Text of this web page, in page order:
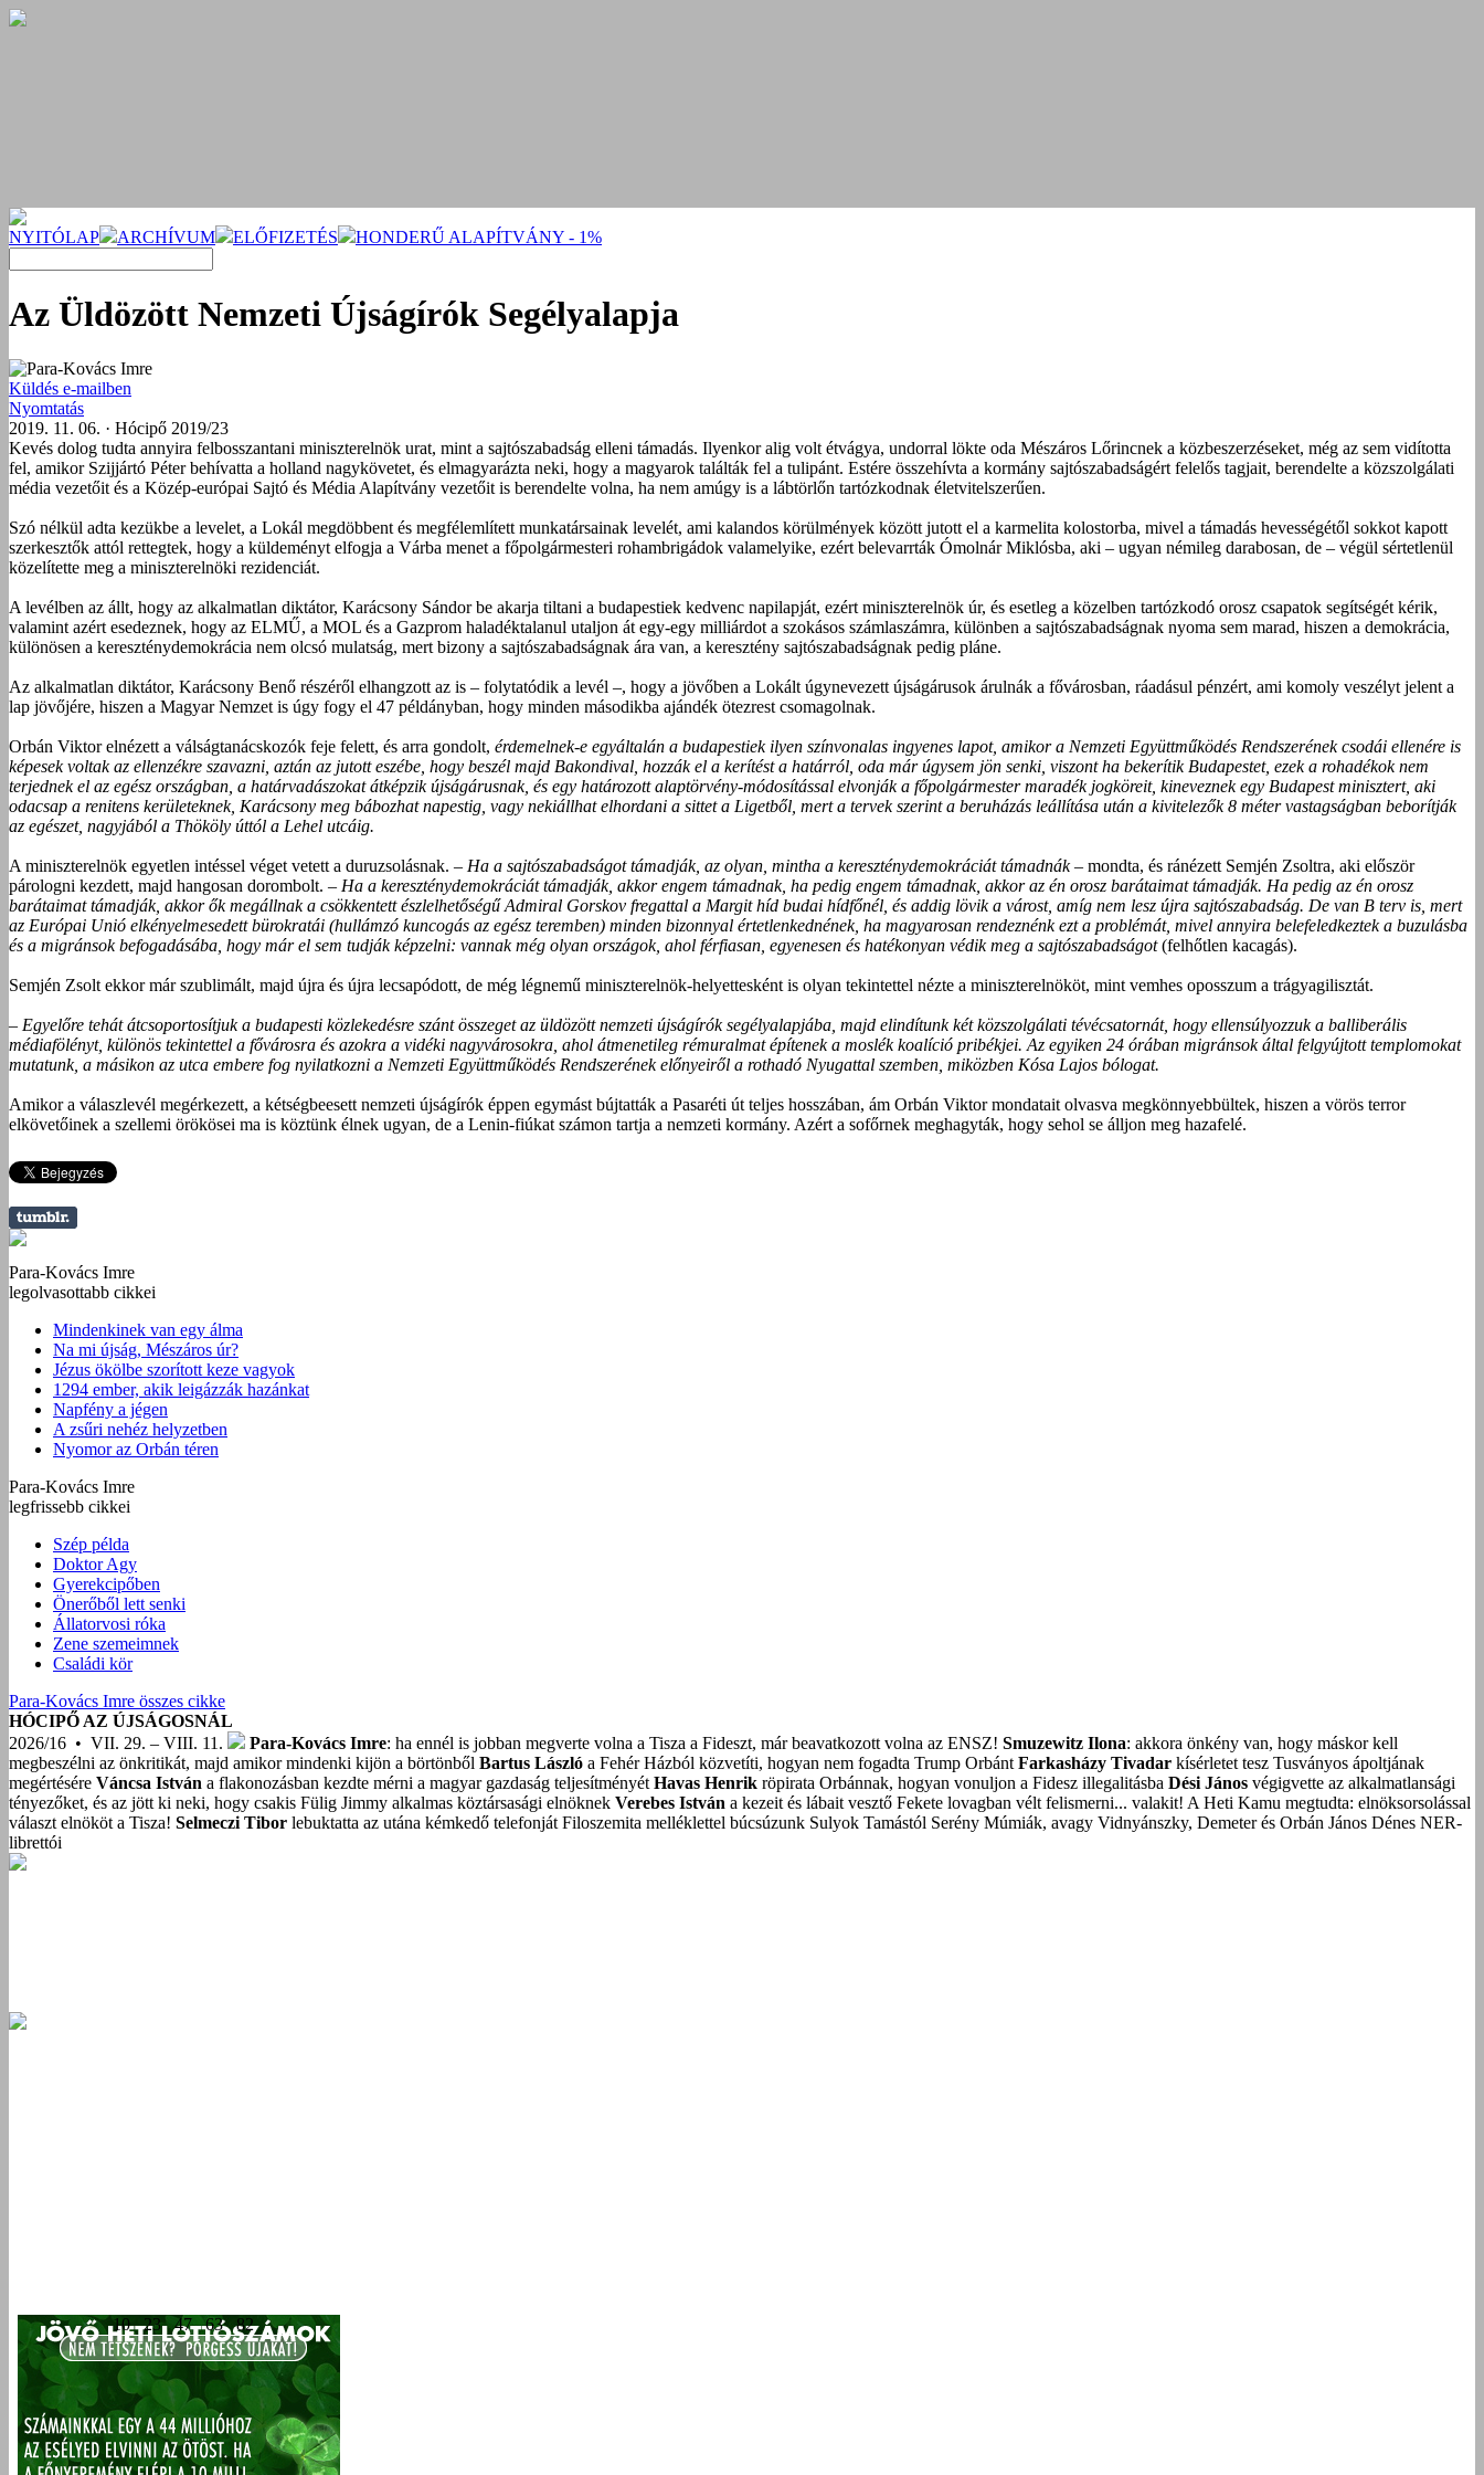
NYITÓLAP ARCHÍVUM ELŐFIZETÉS HONDERŰ ALAPÍTVÁNY - 1%
Az Üldözött Nemzeti Újságírók Segélyalapja
Para-Kovács Imre
Küldés e-mailben
Nyomtatás
2019. 11. 06. · Hócipő 2019/23
Kevés dolog tudta annyira felbosszantani miniszterelnök urat, mint a sajtószabadság elleni támadás. Ilyenkor alig volt étvágya, undorral lökte oda Mészáros Lőrincnek a közbeszerzéseket, még az sem vidította
fel, amikor Szijjártó Péter behívatta a holland nagykövetet, és elmagyarázta neki, hogy a magyarok találták fel a tulipánt. Estére összehívta a kormány sajtószabadságért felelős tagjait, berendelte a közszolgálati
média vezetőit és a Közép-európai Sajtó és Média Alapítvány vezetőit is berendelte volna, ha nem amúgy is a lábtörlőn tartózkodnak életvitelszerűen.
Szó nélkül adta kezükbe a levelet, a Lokál megdöbbent és megfélemlített munkatársainak levelét, ami kalandos körülmények között jutott el a karmelita kolostorba, mivel a támadás hevességétől sokkot kapott
szerkesztők attól rettegtek, hogy a küldeményt elfogja a Várba menet a főpolgármesteri rohambrigádok valamelyike, ezért belevarrták Ómolnár Miklósba, aki – ugyan némileg darabosan, de – végül sértetlenül
közelítette meg a miniszterelnöki rezidenciát.
A levélben az állt, hogy az alkalmatlan diktátor, Karácsony Sándor be akarja tiltani a budapestiek kedvenc napilapját, ezért miniszterelnök úr, és esetleg a közelben tartózkodó orosz csapatok segítségét kérik,
valamint azért esedeznek, hogy az ELMŰ, a MOL és a Gazprom haladéktalanul utaljon át egy-egy milliárdot a szokásos számlaszámra, különben a sajtószabadságnak nyoma sem marad, hiszen a demokrácia,
különösen a kereszténydemokrácia nem olcsó mulatság, mert bizony a sajtószabadságnak ára van, a keresztény sajtószabadságnak pedig pláne.
Az alkalmatlan diktátor, Karácsony Benő részéről elhangzott az is – folytatódik a levél –, hogy a jövőben a Lokált úgynevezett újságárusok árulnák a fővárosban, ráadásul pénzért, ami komoly veszélyt jelent a
lap jövőjére, hiszen a Magyar Nemzet is úgy fogy el 47 példányban, hogy minden másodikba ajándék ötezrest csomagolnak.
Orbán Viktor elnézett a válságtanácskozók feje felett, és arra gondolt, érdemelnek-e egyáltalán a budapestiek ilyen színvonalas ingyenes lapot, amikor a Nemzeti Együttműködés Rendszerének csodái ellenére is
képesek voltak az ellenzékre szavazni, aztán az jutott eszébe, hogy beszél majd Bakondival, hozzák el a kerítést a határról, oda már úgysem jön senki, viszont ha bekerítik Budapestet, ezek a rohadékok nem
terjednek el az egész országban, a határvadászokat átképzik újságárusnak, és egy határozott alaptörvény-módosítással elvonják a főpolgármester maradék jogköreit, kineveznek egy Budapest minisztert, aki
odacsap a renitens kerületeknek, Karácsony meg bábozhat napestig, vagy nekiállhat elhordani a sittet a Ligetből, mert a tervek szerint a beruházás leállítása után a kivitelezők 8 méter vastagságban beborítják
az egészet, nagyjából a Thököly úttól a Lehel utcáig.
A miniszterelnök egyetlen intéssel véget vetett a duruzsolásnak. – Ha a sajtószabadságot támadják, az olyan, mintha a kereszténydemokráciát támadnák– mondta, és ránézett Semjén Zsoltra, aki először
párologni kezdett, majd hangosan dorombolt. – Ha a kereszténydemokráciát támadják, akkor engem támadnak, ha pedig engem támadnak, akkor az én orosz barátaimat támadják. Ha pedig az én orosz
barátaimat támadják, akkor ők megállnak a csökkentett észlelhetőségű Admiral Gorskov fregattal a Margit híd budai hídfőnél, és addig lövik a várost, amíg nem lesz újra sajtószabadság. De van B terv is, mert
az Európai Unió elkényelmesedett bürokratái (hullámzó kuncogás az egész teremben) minden bizonnyal értetlenkednének, ha magyarosan rendeznénk ezt a problémát, mivel annyira belefeledkeztek a buzulásba
és a migránsok befogadásába, hogy már el sem tudják képzelni: vannak még olyan országok, ahol férfiasan, egyenesen és hatékonyan védik meg a sajtószabadságot(felhőtlen kacagás).
Semjén Zsolt ekkor már szublimált, majd újra és újra lecsapódott, de még légnemű miniszterelnök-helyettesként is olyan tekintettel nézte a miniszterelnököt, mint vemhes oposszum a trágyagilisztát.
– Egyelőre tehát átcsoportosítjuk a budapesti közlekedésre szánt összeget az üldözött nemzeti újság­írók segélyalapjába, majd elindítunk két közszolgálati tévécsatornát, hogy ellensúlyozzuk a balliberális
médiafölényt, különös tekintettel a fővárosra és azokra a vidéki nagyvárosokra, ahol átmenetileg rémuralmat építenek a moslék koalíció pribékjei. Az egyiken 24 órában migránsok által felgyújtott templomokat
mutatunk, a másikon az utca embere fog nyilatkozni a Nemzeti Együttműködés Rendszerének előnyeiről a rothadó Nyugattal szemben, miközben Kósa Lajos bólogat.
Amikor a válaszlevél megérkezett, a kétségbeesett nemzeti újság­írók éppen egymást bújtatták a Pasaréti út teljes hosszában, ám Orbán Viktor mondatait olvasva megkönnyebbültek, hiszen a vörös terror
elkövetőinek a szellemi örökösei ma is köztünk élnek ugyan, de a Lenin-fiúkat számon tartja a nemzeti kormány. Azért a sofőrnek meghagyták, hogy sehol se álljon meg hazafelé.
Para-Kovács Imre
legolvasottabb cikkei
Mindenkinek van egy álma
Na mi újság, Mészáros úr?
Jézus ökölbe szorított keze vagyok
1294 ember, akik leigázzák hazánkat
Napfény a jégen
A zsűri nehéz helyzetben
Nyomor az Orbán téren
Para-Kovács Imre
legfrissebb cikkei
Szép példa
Doktor Agy
Gyerekcipőben
Önerőből lett senki
Állatorvosi róka
Zene szemeimnek
Családi kör
Para-Kovács Imre összes cikke
HÓCIPŐ AZ ÚJSÁGOSNÁL
2026/16 • VII. 29. – VIII. 11.
Para-Kovács Imre: ha ennél is jobban megverte volna a Tisza a Fideszt, már beavatkozott volna az ENSZ! Smuzewitz Ilona: akkora önkény van, hogy máskor kell
megbeszélni az önkritikát, majd amikor mindenki kijön a börtönből Bartus László a Fehér Házból közvetíti, hogyan nem fogadta Trump Orbánt Farkasházy Tivadar kísérletet tesz Tusványos ápoltjának
megértésére Váncsa István a flakonozásban kezdte mérni a magyar gazdaság teljesítményét Havas Henrik röpirata Orbánnak, hogyan vonuljon a Fidesz illegalitásba Dési János végigvette az alkalmatlansági
tényezőket, és az jött ki neki, hogy csakis Fülig Jimmy alkalmas köztársasági elnöknek Verebes István a kezeit és lábait vesztő Fekete lovagban vélt felismerni... valakit! A Heti Kamu megtudta: elnöksorsolással
választ elnököt a Tisza! Selmeczi Tibor lebuktatta az utána kémkedő telefonját Filoszemita melléklettel búcsúzunk Sulyok Tamástól Serény Múmiák, avagy Vidnyánszky, Demeter és Orbán János Dénes NER-
librettói